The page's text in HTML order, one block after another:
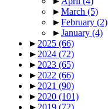
►March (5)
►February (2)
►January (4)
► 2025 (66)
► 2024 (72)
► 2023 (65)
► 2022 (66)
► 2021 (90)
► 2020 (101)
► 2019 (72)